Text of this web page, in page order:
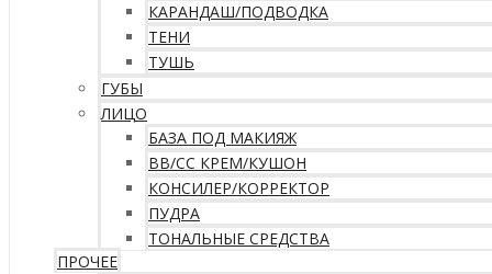
КАРАНДАШ/ПОДВОДКА
ТЕНИ
ТУШЬ
ГУБЫ
ЛИЦО
БАЗА ПОД МАКИЯЖ
ВВ/CC КРЕМ/КУШОН
КОНСИЛЕР/КОРРЕКТОР
ПУДРА
ТОНАЛЬНЫЕ СРЕДСТВА
ПРОЧЕЕ